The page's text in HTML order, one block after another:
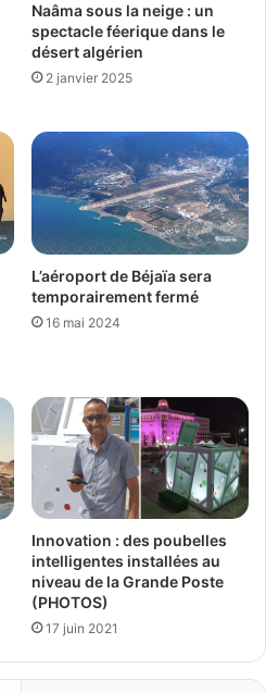
Naâma sous la neige : un
spectacle féerique dans le
désert algérien
2 janvier 2025
L’aéroport de Béjaïa sera
temporairement fermé
16 mai 2024
Innovation : des poubelles
intelligentes installées au
niveau de la Grande Poste
(PHOTOS)
17 juin 2021